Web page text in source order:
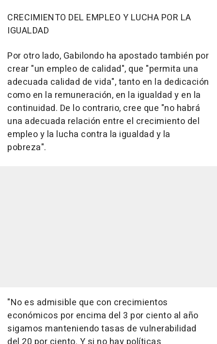
CRECIMIENTO DEL EMPLEO Y LUCHA POR LA
IGUALDAD
Por otro lado, Gabilondo ha apostado también por
crear "un empleo de calidad", que "permita una
adecuada calidad de vida", tanto en la dedicación
como en la remuneración, en la igualdad y en la
continuidad. De lo contrario, cree que "no habrá
una adecuada relación entre el crecimiento del
empleo y la lucha contra la igualdad y la
pobreza".
"No es admisible que con crecimientos
económicos por encima del 3 por ciento al año
sigamos manteniendo tasas de vulnerabilidad